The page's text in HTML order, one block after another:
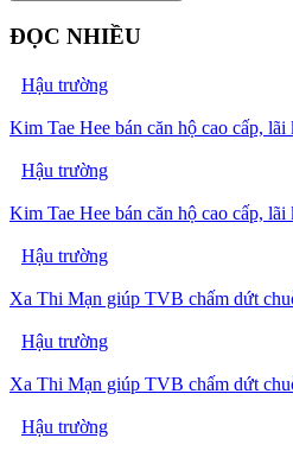
ĐỌC NHIỀU
Hậu trường
Kim Tae Hee bán căn hộ cao cấp,
Hậu trường
Kim Tae Hee bán căn hộ cao cấp,
Hậu trường
Xa Thi Mạn giúp TVB chấm dứt
Hậu trường
Xa Thi Mạn giúp TVB chấm dứt
Hậu trường